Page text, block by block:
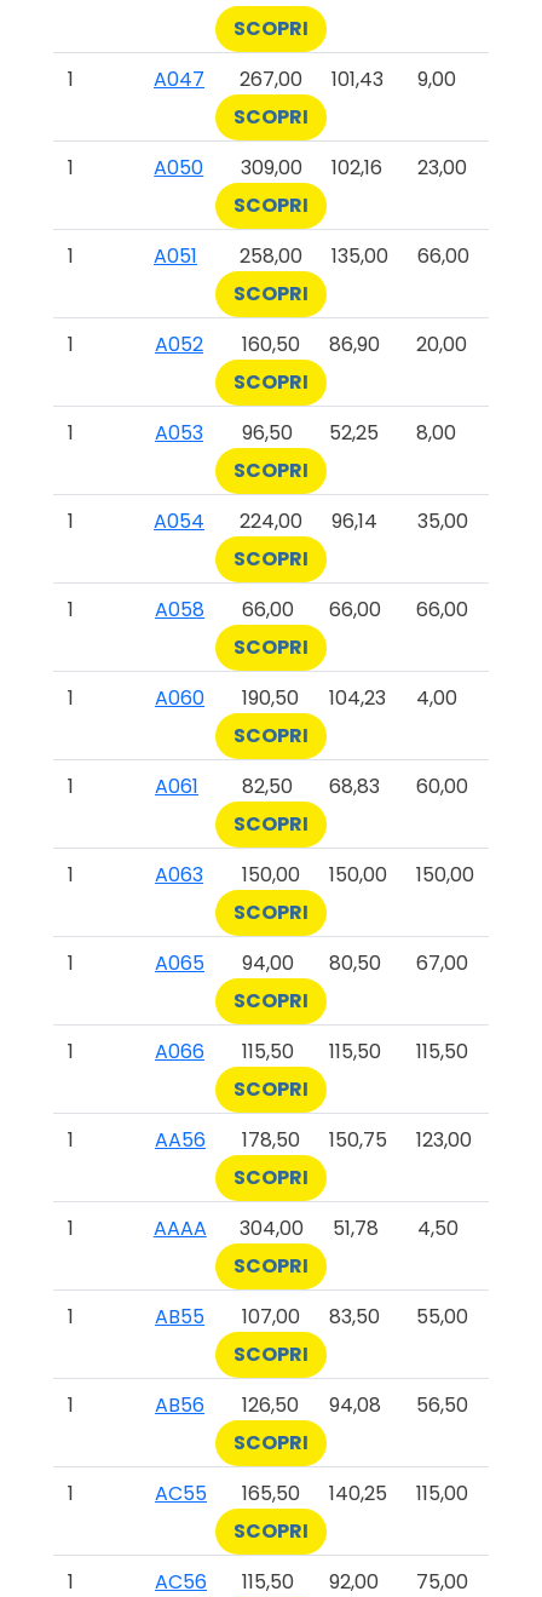
SCOPRI
1
A047 267,00 101,43
9,00
SCOPRI
1
A050 309,00 102,16
23,00
SCOPRI
1
A051 258,00 135,00
66,00
SCOPRI
1
A052 160,50 86,90
20,00
SCOPRI
1
A053 96,50 52,25
8,00
SCOPRI
1
A054 224,00 96,14
35,00
SCOPRI
1
A058 66,00 66,00
66,00
SCOPRI
1
A060 190,50 104,23
4,00
SCOPRI
1
A061 82,50 68,83
60,00
SCOPRI
1
A063 150,00 150,00
150,00
SCOPRI
1
A065 94,00 80,50
67,00
SCOPRI
1
A066 115,50 115,50
115,50
SCOPRI
1
AA56 178,50 150,75
123,00
SCOPRI
1
AAAA 304,00 51,78
4,50
SCOPRI
1
AB55 107,00 83,50
55,00
SCOPRI
1
AB56 126,50 94,08
56,50
SCOPRI
1
AC55 165,50 140,25
115,00
SCOPRI
1
AC56 115,50 92,00
75,00